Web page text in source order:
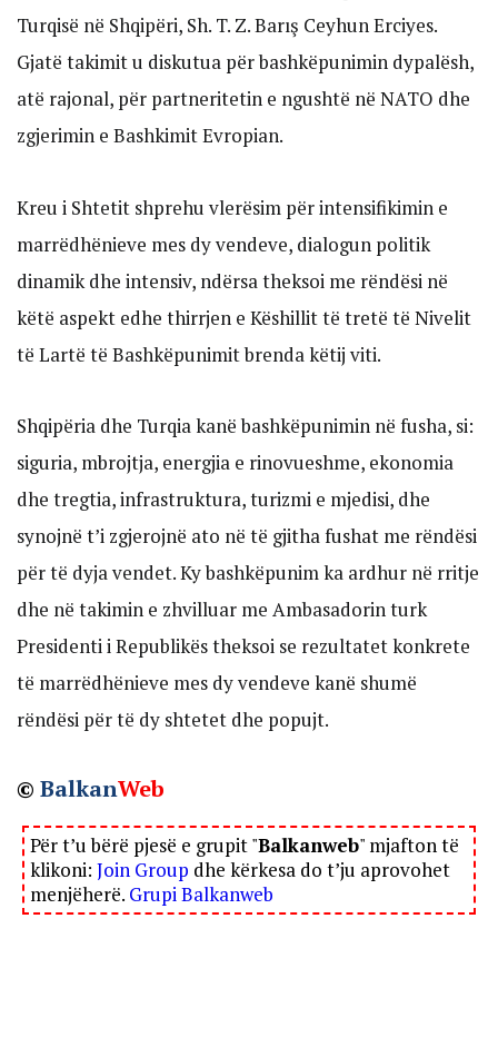
Turqisë në Shqipëri, Sh. T. Z. Barış Ceyhun Erciyes.
Gjatë takimit u diskutua për bashkëpunimin dypalësh,
atë rajonal, për partneritetin e ngushtë në NATO dhe
zgjerimin e Bashkimit Evropian.
Kreu i Shtetit shprehu vlerësim për intensifikimin e
marrëdhënieve mes dy vendeve, dialogun politik
dinamik dhe intensiv, ndërsa theksoi me rëndësi në
këtë aspekt edhe thirrjen e Këshillit të tretë të Nivelit
të Lartë të Bashkëpunimit brenda këtij viti.
Shqipëria dhe Turqia kanë bashkëpunimin në fusha, si:
siguria, mbrojtja, energjia e rinovueshme, ekonomia
dhe tregtia, infrastruktura, turizmi e mjedisi, dhe
synojnë t’i zgjerojnë ato në të gjitha fushat me rëndësi
për të dyja vendet. Ky bashkëpunim ka ardhur në rritje
dhe në takimin e zhvilluar me Ambasadorin turk
Presidenti i Republikës theksoi se rezultatet konkrete
të marrëdhënieve mes dy vendeve kanë shumë
rëndësi për të dy shtetet dhe popujt.
© BalkanWeb
Për t’u bërë pjesë e grupit "Balkanweb" mjafton të
klikoni: Join Group dhe kërkesa do t’ju aprovohet
menjëherë. Grupi Balkanweb